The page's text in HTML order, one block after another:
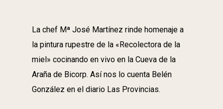
La chef Mª José Martínez rinde homenaje a
la pintura rupestre de la «Recolectora de la
miel» cocinando en vivo en la Cueva de la
Araña de Bicorp. Así nos lo cuenta Belén
González en el diario Las Provincias.